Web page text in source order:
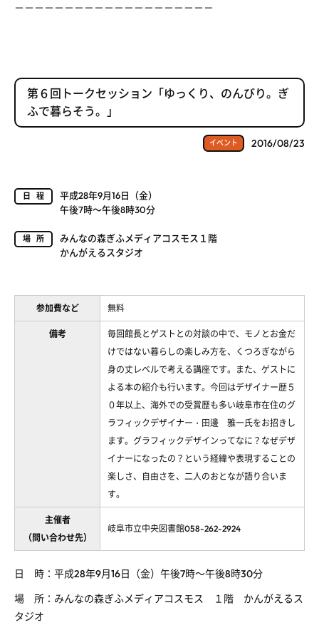
－－－－－－－－－－－－－－－－－－－－
第６回トークセッション「ゆっくり、のんびり。ぎ
ふで暮らそう。」
イベント 2016/08/23
日程
平成28年9月16日（金）
午後7時～午後8時30分
場所
みんなの森ぎふメディアコスモス１階
かんがえるスタジオ
参加費など 無料
備考
毎回館長とゲストとの対談の中で、モノとお金だ
けではない暮らしの楽しみ方を、くつろぎながら
身の丈レベルで考える講座です。また、ゲストに
よる本の紹介も行います。今回はデザイナー歴５
０年以上、海外での受賞歴も多い岐阜市在住のグ
ラフィックデザイナー・田邊 雅一氏をお招きし
ます。グラフィックデザインってなに？なぜデザ
イナーになったの？という経緯や表現することの
楽しさ、自由さを、二人のおとなが語り合いま
す。
主催者
（問い合わせ先）
岐阜市立中央図書館058-262-2924
日 時：平成28年9月16日（金）午後7時～午後8時30分
場 所：みんなの森ぎふメディアコスモス １階 かんがえるス
タジオ